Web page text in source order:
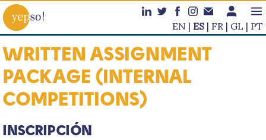
EN ES FR GL PT
WRITTEN ASSIGNMENT
PACKAGE (INTERNAL
COMPETITIONS)
INSCRIPCIÓN